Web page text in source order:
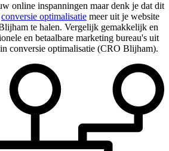
online inspanningen maar denk je dat dit
conversie optimalisatie meer uit je website
te halen. Vergelijk gemakkelijk en
en betaalbare marketing bureau's uit
conversie optimalisatie (CRO Blijham).